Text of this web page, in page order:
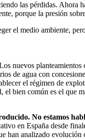
las pérdidas.
porque la presión
el medio ambiente,
nuevos
de agua con
el régimen de
bien común es el que
No estamos
en España desde
analizado